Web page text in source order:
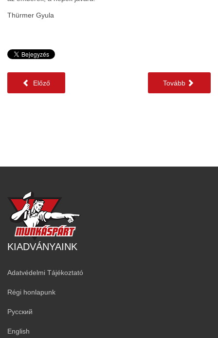
Thürmer Gyula
Előző Tovább
KIADVÁNYAINK
Adatvédelmi Tájékoztató
Régi honlapunk
Русский
English